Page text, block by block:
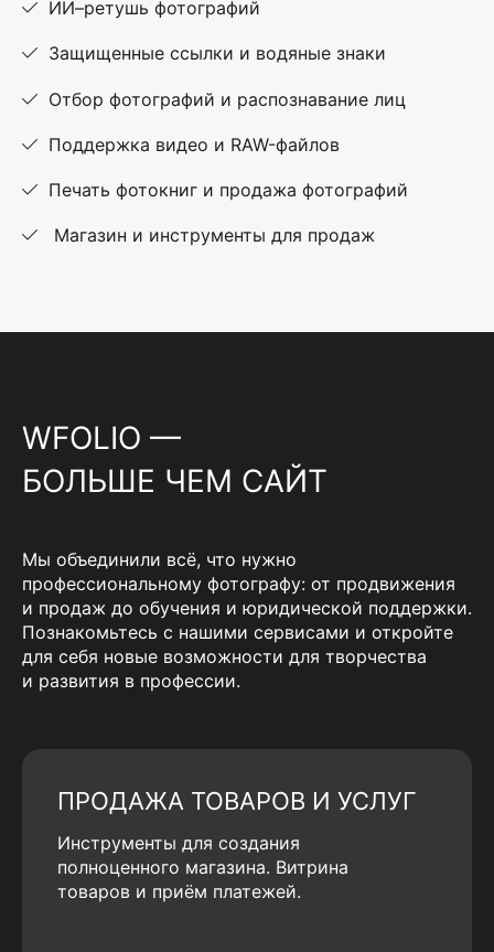
ИИ–ретушь фотографий
Защищенные ссылки и водяные знаки
Отбор фотографий и распознавание лиц
Поддержка видео и RAW-файлов
Печать фотокниг и продажа фотографий
Магазин и инструменты для продаж
WFOLIO —
БОЛЬШЕ ЧЕМ САЙТ
Мы объединили всё, что нужно
профессиональному фотографу: от продвижения
и продаж до обучения и юридической поддержки.
Познакомьтесь с нашими сервисами и откройте
для себя новые возможности для творчества
и развития в профессии.
ПРОДАЖА ТОВАРОВ И УСЛУГ
Инструменты для создания
полноценного магазина. Витрина
товаров и приём платежей.